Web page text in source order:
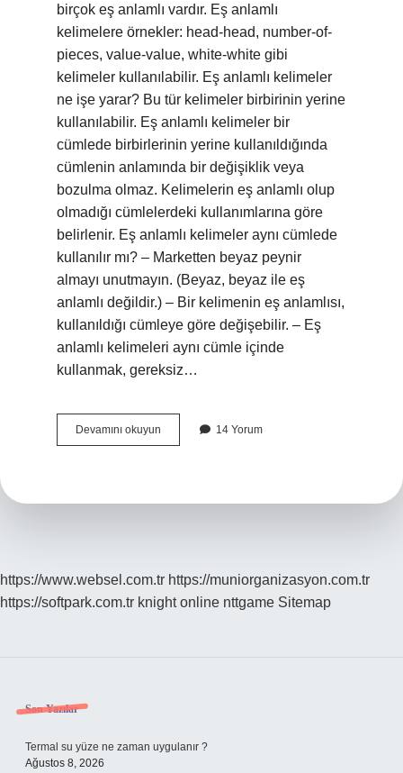
birçok eş anlamlı vardır. Eş anlamlı
kelimelere örnekler: head-head, number-of-
pieces, value-value, white-white gibi
kelimeler kullanılabilir. Eş anlamlı kelimeler
ne işe yarar? Bu tür kelimeler birbirinin yerine
kullanılabilir. Eş anlamlı kelimeler bir
cümlede birbirlerinin yerine kullanıldığında
cümlenin anlamında bir değişiklik veya
bozulma olmaz. Kelimelerin eş anlamlı olup
olmadığı cümlelerdeki kullanımlarına göre
belirlenir. Eş anlamlı kelimeler aynı cümlede
kullanılır mı? – Marketten beyaz peynir
almayı unutmayın. (Beyaz, beyaz ile eş
anlamlı değildir.) – Bir kelimenin eş anlamlısı,
kullanıldığı cümleye göre değişebilir. – Eş
anlamlı kelimeleri aynı cümle içinde
kullanmak, gereksiz…
Devamını okuyun
Anlamlı
14 Yorum
https://www.websel.com.tr https://muniorganizasyon.com.tr
https://softpark.com.tr knight online nttgame Sitemap
Sidebar
Son Yazılar
Termal su yüze ne zaman uygulanır ?
Ağustos 8, 2026